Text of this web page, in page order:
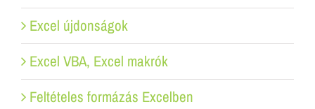
Excel újdonságok
Excel VBA, Excel makrók
Feltételes formázás Excelben